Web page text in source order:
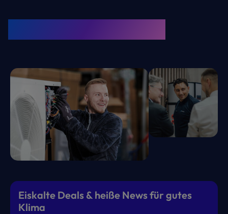
Eiskalte Deals & heiße News für gutes
Klima